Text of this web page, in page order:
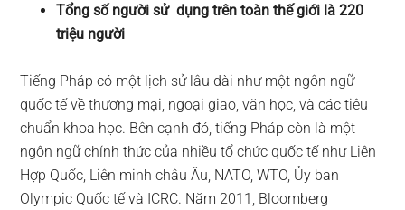
Tổng số người sử dụng trên toàn thế giới là 220
triệu người
Tiếng Pháp có một lịch sử lâu dài như một ngôn ngữ
quốc tế về thương mại, ngoại giao, văn học, và các tiêu
chuẩn khoa học. Bên cạnh đó, tiếng Pháp còn là một
ngôn ngữ chính thức của nhiều tổ chức quốc tế như Liên
Hợp Quốc, Liên minh châu Âu, NATO, WTO, Ủy ban
Olympic Quốc tế và ICRC. Năm 2011, Bloomberg